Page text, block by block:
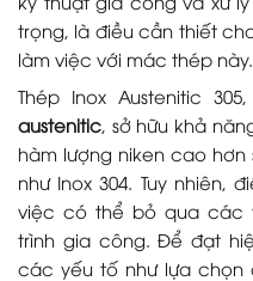
trọng, là điều cần thiết
làm việc với mác thép này.
Thép Inox Austenitic
austenitic , sở hữu khả
hàm lượng niken cao
như Inox 304. Tuy nhiên,
việc có thể bỏ qua các
trình gia công. Để đạt
các yếu tố như lựa